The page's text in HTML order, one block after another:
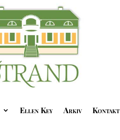
Ellen Key Arkiv Kontakt